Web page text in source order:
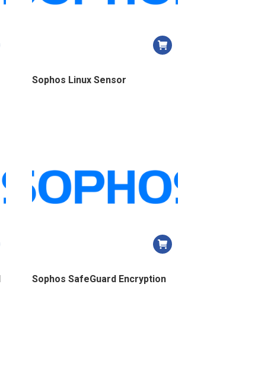
Sophos Linux Sensor
Sophos SafeGuard Encryption